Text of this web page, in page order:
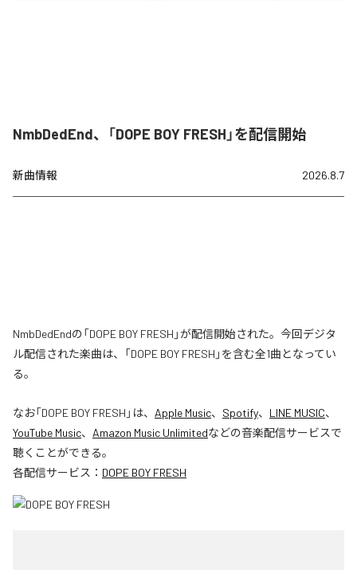
NmbDedEnd、「DOPE BOY FRESH」を配信開始
新曲情報 2026.8.7
NmbDedEndの「DOPE BOY FRESH」が配信開始された。今回デジタ
ル配信された楽曲は、「DOPE BOY FRESH」を含む全1曲となってい
る。
なお「DOPE BOY FRESH 」は、 Apple Music、 Spotify、 LINE MUSIC、
YouTube Music、 Amazon Music Unlimitedなどの音楽配信サービスで
聴くことができる。
各配信サービス： DOPE BOY FRESH